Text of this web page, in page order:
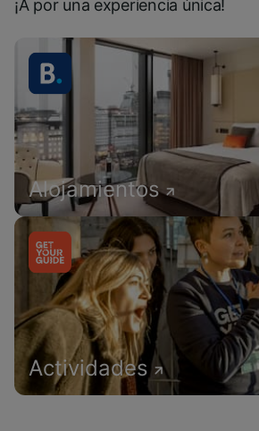
¡A por una experiencia única!
Alojamientos
Actividades